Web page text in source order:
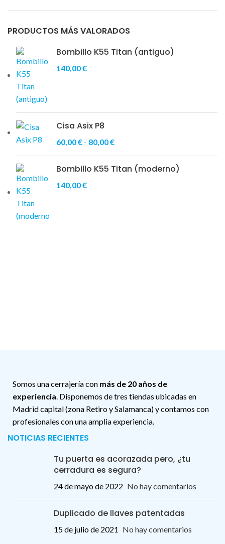
PRODUCTOS MÁS VALORADOS
Bombillo K55 Titan (antiguo)
140,00€
Cisa Asix P8
60,00€ - 80,00€
Bombillo K55 Titan (moderno)
140,00€
Somos una cerrajería con más de 20 años de
experiencia . Disponemos de tres tiendas ubicadas en
Madrid capital (zona Retiro y Salamanca) y contamos con
profesionales con una amplia experiencia.
NOTICIAS RECIENTES
Tu puerta es acorazada pero, ¿tu
cerradura es segura?
24 de mayo de 2022 No hay comentarios
Duplicado de llaves patentadas
15 de julio de 2021 No hay comentarios